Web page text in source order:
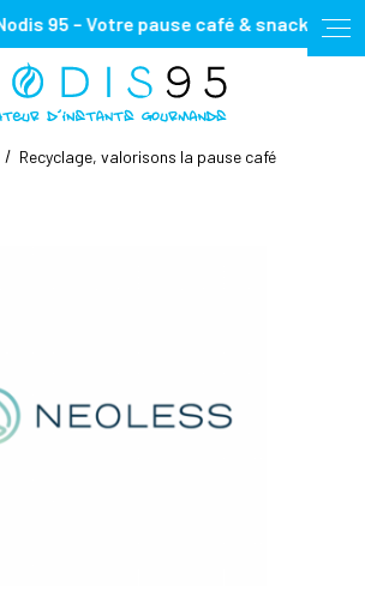
95 – Votre pause café & snacking,
Recyclage, valorisons la pause café